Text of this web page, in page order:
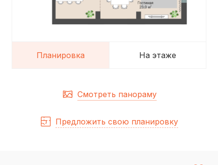
Планировка На этаже
Смотреть панораму
Предложить свою планировку